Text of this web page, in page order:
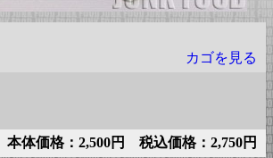
カゴを見る
本体価格：2,500円 税込価格：2,750円